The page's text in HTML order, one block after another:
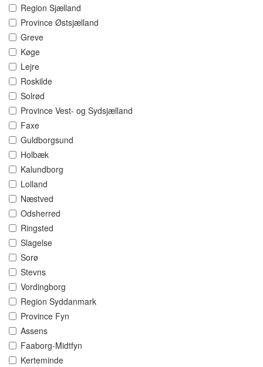
Region Sjælland
Province Østsjælland
Greve
Køge
Lejre
Roskilde
Solrød
Province Vest- og Sydsjælland
Faxe
Guldborgsund
Holbæk
Kalundborg
Lolland
Næstved
Odsherred
Ringsted
Slagelse
Sorø
Stevns
Vordingborg
Region Syddanmark
Province Fyn
Assens
Faaborg-Midtfyn
Kerteminde